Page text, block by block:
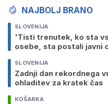
NAJBOLJ BRANO
SLOVENIJA
'Tisti trenutek, ko sta
osebe, sta postali javni
SLOVENIJA
Zadnji dan rekordnega
ohladitev za kratek čas
KOŠARKA